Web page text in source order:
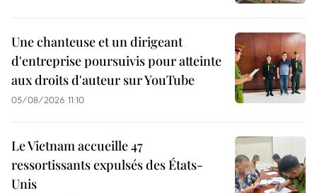
Une chanteuse et un dirigeant
d'entreprise poursuivis pour atteinte
aux droits d'auteur sur YouTube
05/08/2026 11:10
Le Vietnam accueille 47
ressortissants expulsés des États-
Unis